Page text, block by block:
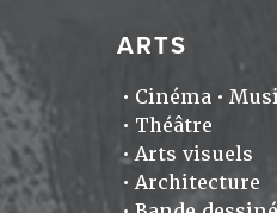
ARTS
Cinéma
Théâtre
Arts visuels
Architecture